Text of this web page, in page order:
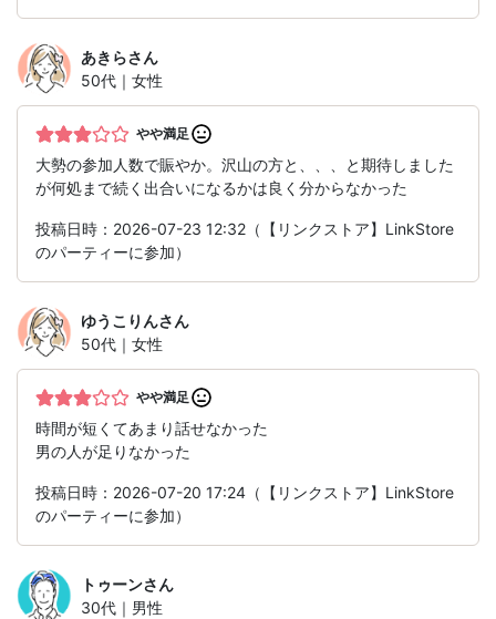
あきらさん
50代｜女性
やや満足
大勢の参加人数で賑やか。沢山の方と、、、と期待しました
が何処まで続く出合いになるかは良く分からなかった
投稿日時：2026-07-23 12:32（【リンクストア】LinkStore
のパーティーに参加）
ゆうこりんさん
50代｜女性
やや満足
時間が短くてあまり話せなかった
男の人が足りなかった
投稿日時：2026-07-20 17:24（【リンクストア】LinkStore
のパーティーに参加）
トゥーンさん
30代｜男性